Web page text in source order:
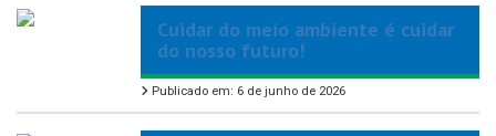
Cuidar do meio ambiente é cuidar
do nosso futuro!
Publicado em: 6 de junho de 2026